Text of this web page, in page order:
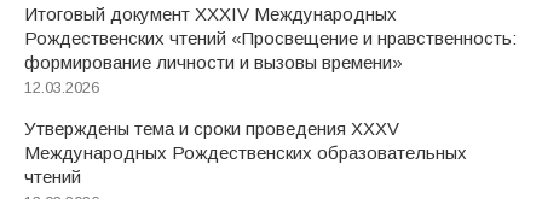
Итоговый документ XXХIV Международных
Рождественских чтений «Просвещение и нравственность:
формирование личности и вызовы времени»
12.03.2026
Утверждены тема и сроки проведения XXXV
Международных Рождественских образовательных
чтений